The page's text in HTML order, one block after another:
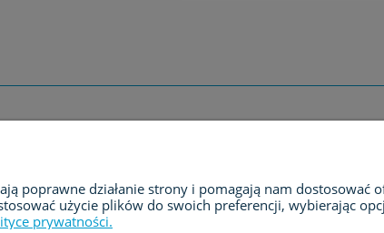
Regulamin zakupów
poprawne działanie strony i pomagają nam dostosować
użycie plików do swoich preferencji, wybierając
prywatności.